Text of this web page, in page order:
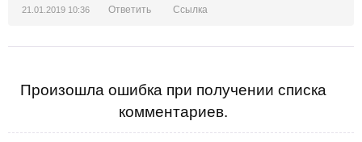
21.01.2019 10:36 Ответить Ссылка
Произошла ошибка при получении списка
комментариев.